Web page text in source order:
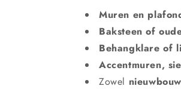
Muren en
Baksteen of
Behangklare of
Accentmuren,
Zowel